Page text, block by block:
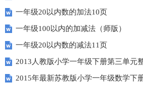
一年级20以内数的加法10页
一年级100以内的加减法（师版）
一年级20以内数的减法11页
2013人教版小学一年级下册第三单元
2015年最新苏教版小学一年级数学下